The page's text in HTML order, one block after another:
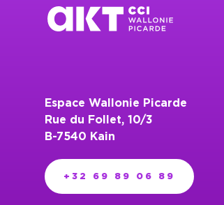
Espace Wallonie Picarde
Rue du Follet, 10/3
B-7540 Kain
+32 69 89 06 89